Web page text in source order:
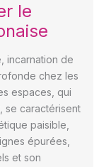
le
incarnation de
chez les
espaces, qui
se caractérisent
paisible,
épurées,
et son